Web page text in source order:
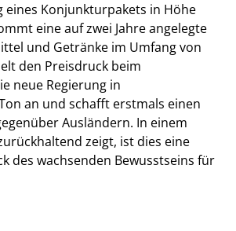
eines Konjunkturpakets in Höhe
eine auf zwei Jahre angelegte
und Getränke im Umfang von
den Preisdruck beim
neue Regierung in
an und schafft erstmals einen
Ausländern. In einem
zeigt, ist dies eine
des wachsenden Bewusstseins für